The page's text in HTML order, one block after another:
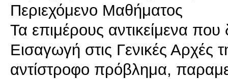
Περιεχόμενο Μαθήματος
Τα επιμέρους αντικείμενα που
Εισαγωγή στις Γενικές Αρχές
αντίστροφο πρόβλημα,